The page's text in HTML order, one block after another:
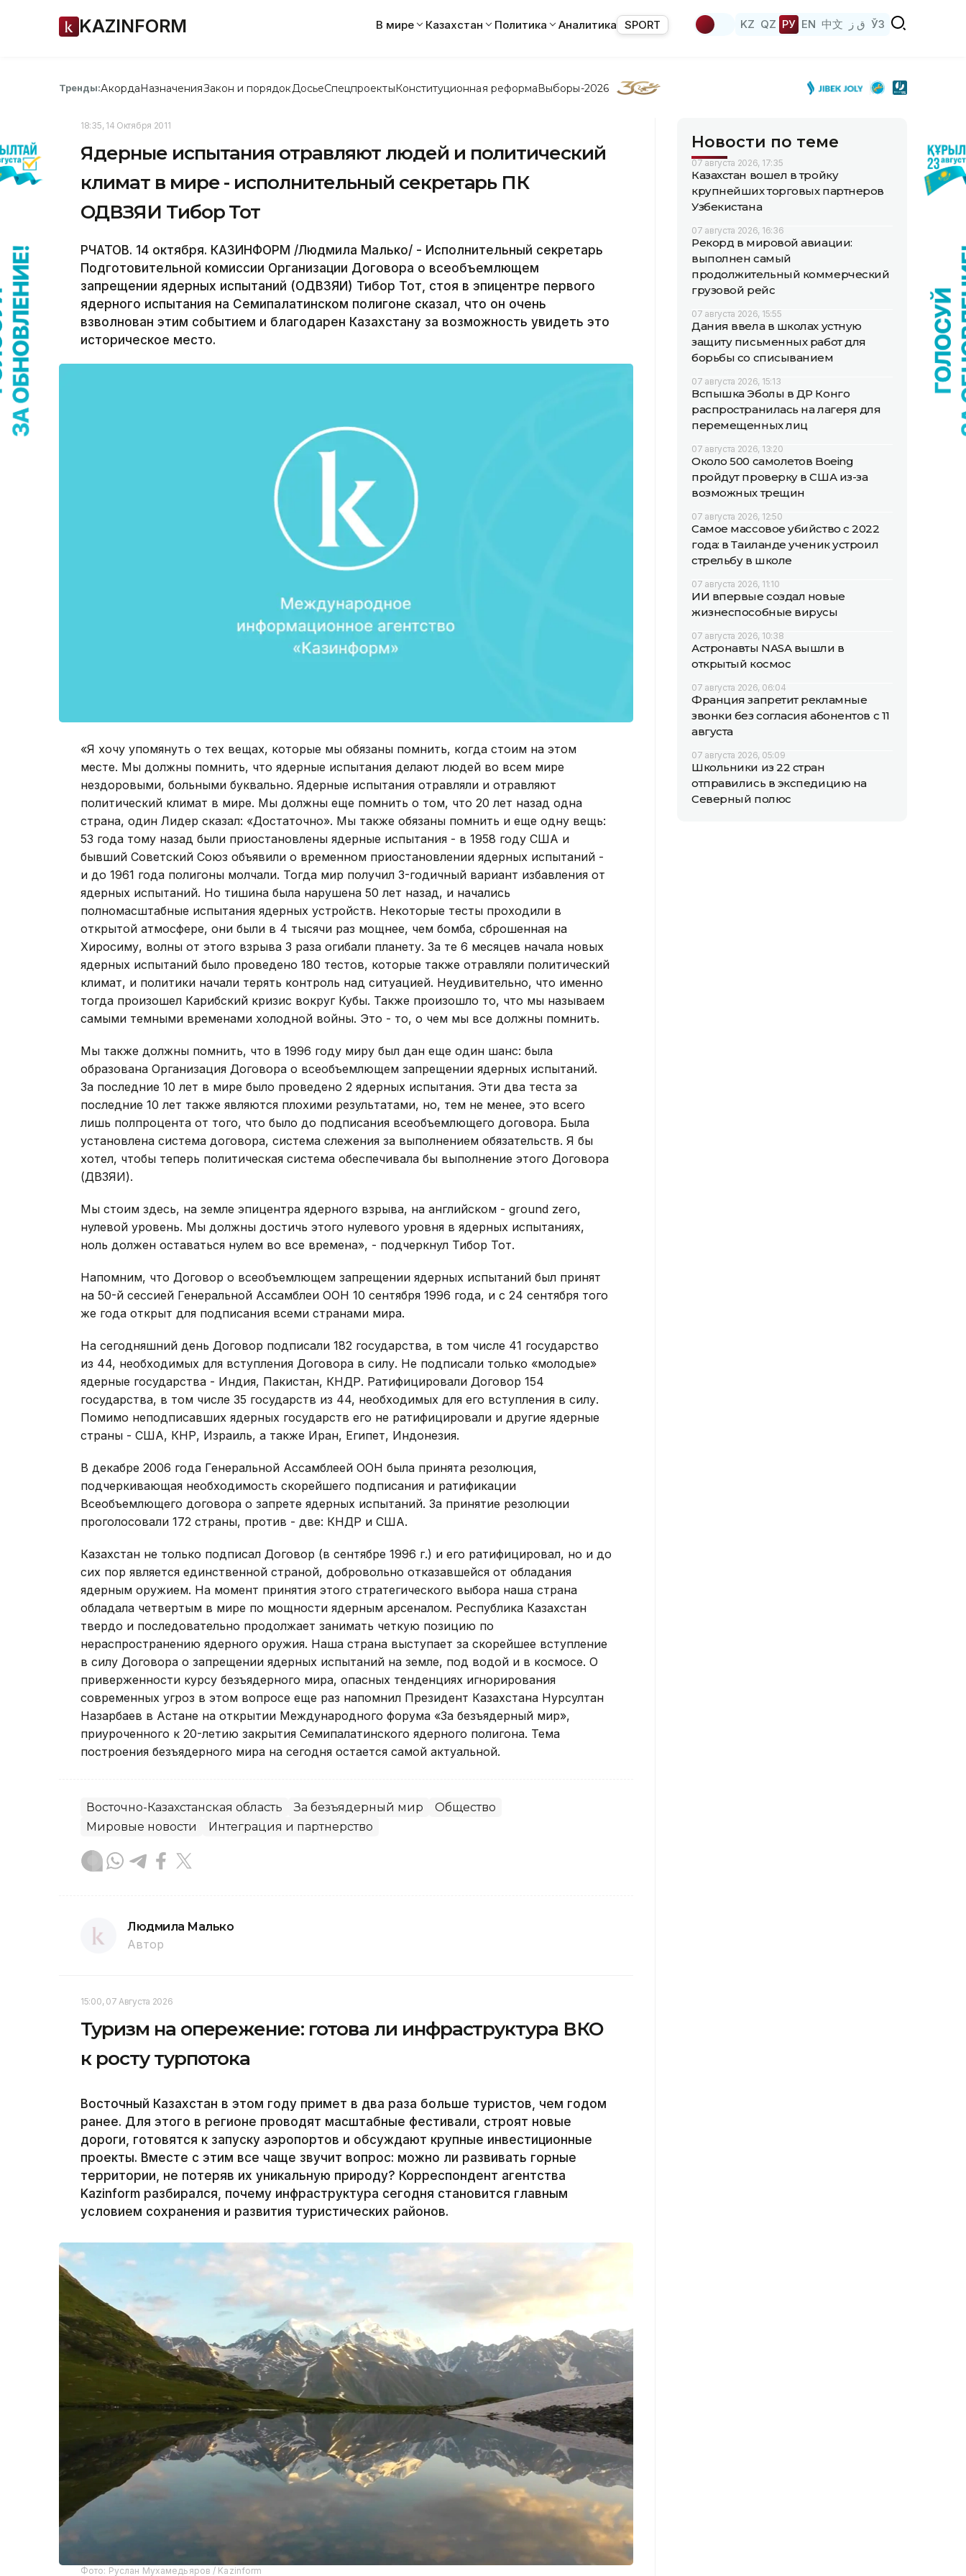
KAZINFORM В мире Казахстан Политика Аналитика SPORT KZ QZ РУ EN 中文 ق ز ЎЗ
Тренды:АкордаНазначенияЗакон и порядок ДосьеСпецпроектыКонституционная реформаВыборы-2026
18:35, 14 Октября 2011
Ядерные испытания отравляют людей и политический
климат в мире - исполнительный секретарь ПК
ОДВЗЯИ Тибор Тот
РЧАТОВ. 14 октября. КАЗИНФОРМ /Людмила Малько/ - Исполнительный секретарь
Подготовительной комиссии Организации Договора о всеобъемлющем
запрещении ядерных испытаний (ОДВЗЯИ) Тибор Тот, стоя в эпицентре первого
ядерного испытания на Семипалатинском полигоне сказал, что он очень
взволнован этим событием и благодарен Казахстану за возможность увидеть это
историческое место.
«Я хочу упомянуть о тех вещах, которые мы обязаны помнить, когда стоим на этом
месте. Мы должны помнить, что ядерные испытания делают людей во всем мире
нездоровыми, больными буквально. Ядерные испытания отравляли и отравляют
политический климат в мире. Мы должны еще помнить о том, что 20 лет назад одна
страна, один Лидер сказал: «Достаточно». Мы также обязаны помнить и еще одну вещь:
53 года тому назад были приостановлены ядерные испытания - в 1958 году США и
бывший Советский Союз объявили о временном приостановлении ядерных испытаний -
и до 1961 года полигоны молчали. Тогда мир получил 3-годичный вариант избавления от
ядерных испытаний. Но тишина была нарушена 50 лет назад, и начались
полномасштабные испытания ядерных устройств. Некоторые тесты проходили в
открытой атмосфере, они были в 4 тысячи раз мощнее, чем бомба, сброшенная на
Хиросиму, волны от этого взрыва 3 раза огибали планету. За те 6 месяцев начала новых
ядерных испытаний было проведено 180 тестов, которые также отравляли политический
климат, и политики начали терять контроль над ситуацией. Неудивительно, что именно
тогда произошел Карибский кризис вокруг Кубы. Также произошло то, что мы называем
самыми темными временами холодной войны. Это - то, о чем мы все должны помнить.
Мы также должны помнить, что в 1996 году миру был дан еще один шанс: была
образована Организация Договора о всеобъемлющем запрещении ядерных испытаний.
За последние 10 лет в мире было проведено 2 ядерных испытания. Эти два теста за
последние 10 лет также являются плохими результатами, но, тем не менее, это всего
лишь полпроцента от того, что было до подписания всеобъемлющего договора. Была
установлена система договора, система слежения за выполнением обязательств. Я бы
хотел, чтобы теперь политическая система обеспечивала бы выполнение этого Договора
(ДВЗЯИ).
Мы стоим здесь, на земле эпицентра ядерного взрыва, на английском - grоund zerо,
нулевой уровень. Мы должны достичь этого нулевого уровня в ядерных испытаниях,
ноль должен оставаться нулем во все времена», - подчеркнул Тибор Тот.
Напомним, что Договор о всеобъемлющем запрещении ядерных испытаний был принят
на 50-й сессией Генеральной Ассамблеи ООН 10 сентября 1996 года, и с 24 сентября того
же года открыт для подписания всеми странами мира.
На сегодняшний день Договор подписали 182 государства, в том числе 41 государство
из 44, необходимых для вступления Договора в силу. Не подписали только «молодые»
ядерные государства - Индия, Пакистан, КНДР. Ратифицировали Договор 154
государства, в том числе 35 государств из 44, необходимых для его вступления в силу.
Помимо неподписавших ядерных государств его не ратифицировали и другие ядерные
страны - США, КНР, Израиль, а также Иран, Египет, Индонезия.
В декабре 2006 года Генеральной Ассамблеей ООН была принята резолюция,
подчеркивающая необходимость скорейшего подписания и ратификации
Всеобъемлющего договора о запрете ядерных испытаний. За принятие резолюции
проголосовали 172 страны, против - две: КНДР и США.
Казахстан не только подписал Договор (в сентябре 1996 г.) и его ратифицировал, но и до
сих пор является единственной страной, добровольно отказавшейся от обладания
ядерным оружием. На момент принятия этого стратегического выбора наша страна
обладала четвертым в мире по мощности ядерным арсеналом. Республика Казахстан
твердо и последовательно продолжает занимать четкую позицию по
нераспространению ядерного оружия. Наша страна выступает за скорейшее вступление
в силу Договора о запрещении ядерных испытаний на земле, под водой и в космосе. О
приверженности курсу безъядерного мира, опасных тенденциях игнорирования
современных угроз в этом вопросе еще раз напомнил Президент Казахстана Нурсултан
Назарбаев в Астане на открытии Международного форума «За безъядерный мир»,
приуроченного к 20-летию закрытия Семипалатинского ядерного полигона. Тема
построения безъядерного мира на сегодня остается самой актуальной.
Восточно-Казахстанская область За безъядерный мир
Общество
Мировые новости
Интеграция и партнерство
Людмила Малько
Автор
15:00, 07 Августа 2026
Туризм на опережение: готова ли инфраструктура ВКО
к росту турпотока
Восточный Казахстан в этом году примет в два раза больше туристов, чем годом
ранее. Для этого в регионе проводят масштабные фестивали, строят новые
дороги, готовятся к запуску аэропортов и обсуждают крупные инвестиционные
проекты. Вместе с этим все чаще звучит вопрос: можно ли развивать горные
территории, не потеряв их уникальную природу? Корреспондент агентства
Kazinform разбирался, почему инфраструктура сегодня становится главным
условием сохранения и развития туристических районов.
Фото: Руслан Мухамедьяров / Kazinform
Новости по теме
07 августа 2026, 17:35
Казахстан вошел в тройку
крупнейших торговых партнеров
Узбекистана
07 августа 2026, 16:36
Рекорд в мировой авиации:
выполнен самый
продолжительный коммерческий
грузовой рейс
07 августа 2026, 15:55
Дания ввела в школах устную
защиту письменных работ для
борьбы со списыванием
07 августа 2026, 15:13
Вспышка Эболы в ДР Конго
распространилась на лагеря для
перемещенных лиц
07 августа 2026, 13:20
Около 500 самолетов Boeing
пройдут проверку в США из-за
возможных трещин
07 августа 2026, 12:50
Самое массовое убийство с 2022
года: в Таиланде ученик устроил
стрельбу в школе
07 августа 2026, 11:10
ИИ впервые создал новые
жизнеспособные вирусы
07 августа 2026, 10:38
Астронавты NASA вышли в
открытый космос
07 августа 2026, 06:04
Франция запретит рекламные
звонки без согласия абонентов с 11
августа
07 августа 2026, 05:09
Школьники из 22 стран
отправились в экспедицию на
Северный полюс